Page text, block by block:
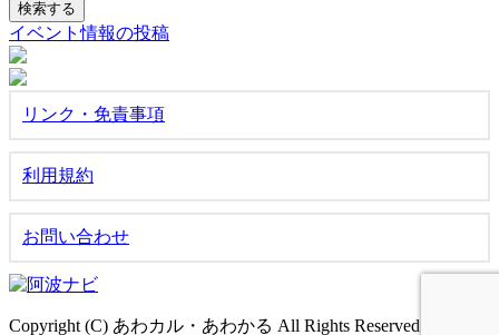
イベント情報の投稿
リンク・免責事項
利用規約
お問い合わせ
Copyright (C) あわカル・あわかる All Rights Reserved.